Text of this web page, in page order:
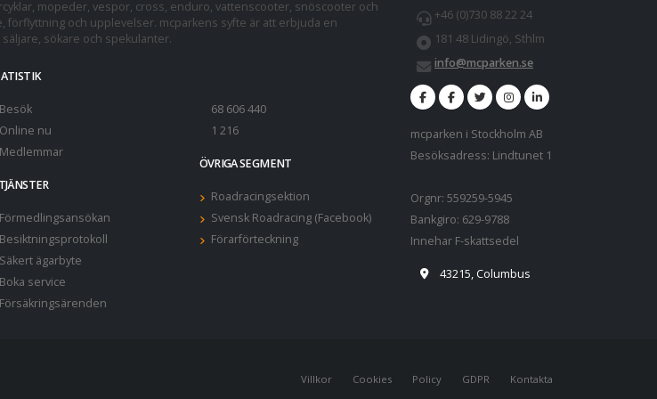
mopeder, vespor, cross, enduro, vattenscooter, snöscooter och
förflyttning och upplevelser. mcparkens syfte är att erbjuda en
sökare och spekulanter.
Besök
Online nu
Medlemmar
Förmedlingsansökan
Besiktningsprotokoll
Säkert ägarbyte
Boka service
Försäkringsärenden
68 606 440
1 216
ÖVRIGA SEGMENT
Roadracingsektion
Svensk Roadracing (Facebook)
Förarförteckning
+46 (0)730 88 22 24
181 48 Lidingö, Sthlm
info@mcparken.se
mcparken i Stockholm AB
Besöksadress: Lindtunet 1
Orgnr: 559259-5945
Bankgiro: 629-9788
Innehar F-skattsedel
43215, Columbus
Villkor Cookies Policy GDPR Kontakta